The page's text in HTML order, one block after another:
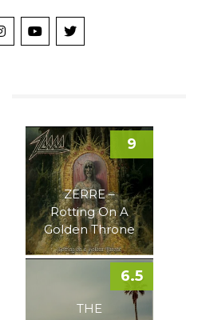
ZERRE –
Rotting On A
Golden Throne
9
THE
6.5